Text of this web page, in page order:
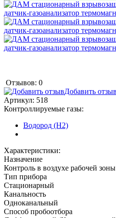
Отзывов: 0
Добавить отзыв
Артикул: 518
Контроллируемые газы:
Водород (H2)
Характеристики:
Назначение
Контроль в воздухе рабочей
Тип прибора
Стационарный
Канальность
Одноканальный
Способ пробоотбора